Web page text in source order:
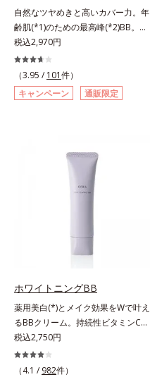
自然なツヤめきと高いカバー力。年
齢肌(*1)のための最高峰(*2)BB。年
齢肌(*1)のための最高峰(*2)BBクリ
ームです。肌のアラを光でふわりと
とばし、くすみや凹凸も軽やかにカ
バー。さらに厚みのあるテクスチャ
ーが均一にのび広がり、しっかりカ
ずパッと明るい印象を叶えます。こ
れ1本で、日中美容クリーム・日焼
け止め・化粧下地・カラーコントロ
能BB。慌ただしい朝でもパパッと
塗るだけで、厚塗り感のない、自然
クリームのカバー力
税込2,970円
（3.95 / 101件）
キャンペーン
通販限定
ホワイトニングBB
薬用美白(*)とメイク効果をWで叶え
るBBクリーム。持続性ビタミンC誘
導体で美白しながらくすみのない軽
やか美肌を長時間キープ。メイクし
ながら日中美白(*)効果も発揮する、
税込2,750円
（4.1 / 982件）